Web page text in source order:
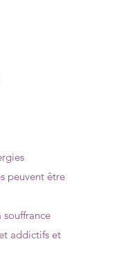
peuvent être
souffrance
addictifs et